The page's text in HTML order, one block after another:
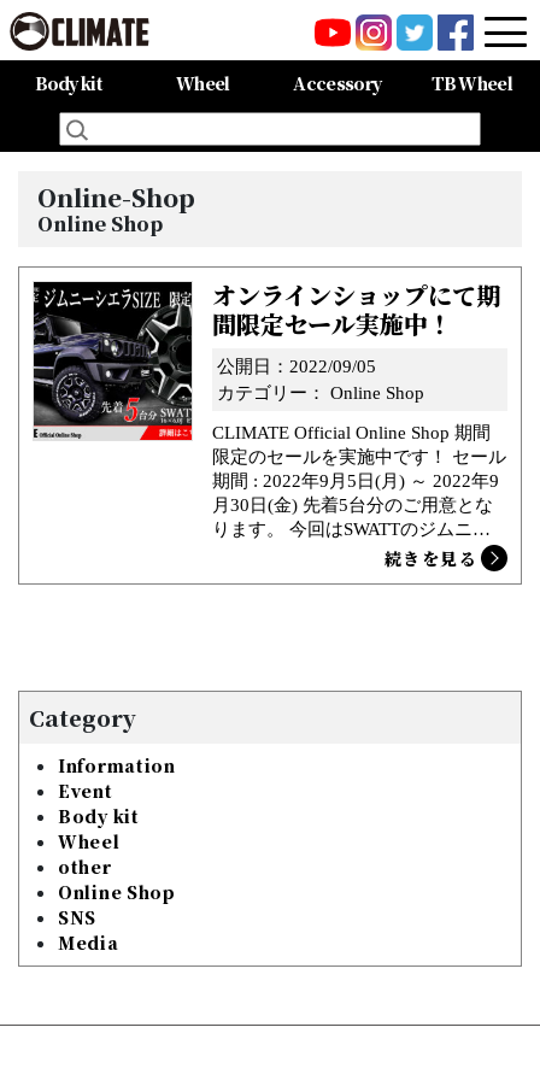
Body kit
All Items
80HARRIER-Balena-
MAZDA CX-8 -Balena-
MAZDA CX-5 -Balena-
LAND CRUISER 150PRADO
LAND CRUISER 200
60HARRIER(Late Term)
60HARRIER(First Term)
50PRIUS
LEXUS NX300 F-SPORT
LEXUS LX570
Wheel
All Items
CARGO PRO/カーゴプロ
GAISEN/凱旋
HOUOH/鳳凰
DEVGRU
ALIA LM-r
ALIA M-5
ALIA S-5
SWATT
BurjAL【Forged】
TEJAS【Forged】
Accessory TB Wheel
Online-Shop
Online Shop
オンラインショップにて期
間限定セール実施中！
公開日：2022/09/05
カテゴリー：
Online Shop
CLIMATE Official Online Shop 期間
限定のセールを実施中です！ セール
期間 : 2022年9月5日(月) ～ 2022年9
月30日(金) 先着5台分のご用意とな
ります。 今回はSWATTのジムニ…
続きを見る
Category
Information
Event
Body kit
Wheel
other
Online Shop
SNS
Media